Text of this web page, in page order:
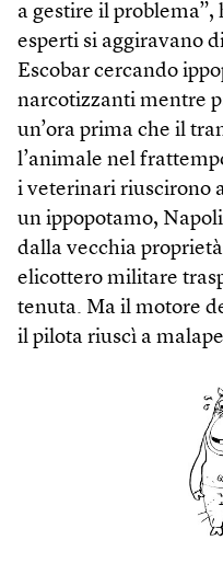
a gestire il problema”,
esperti si aggiravano
Escobar cercando
narcotizzanti mentre
un’ora prima che il
l’animale nel
i veterinari riuscirono
un ippopotamo,
dalla vecchia
elicottero militare
tenuta. Ma il motore
il pilota riuscì a